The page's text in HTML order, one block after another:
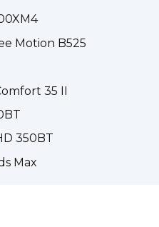
Motion B525
35 II
350BT
Max